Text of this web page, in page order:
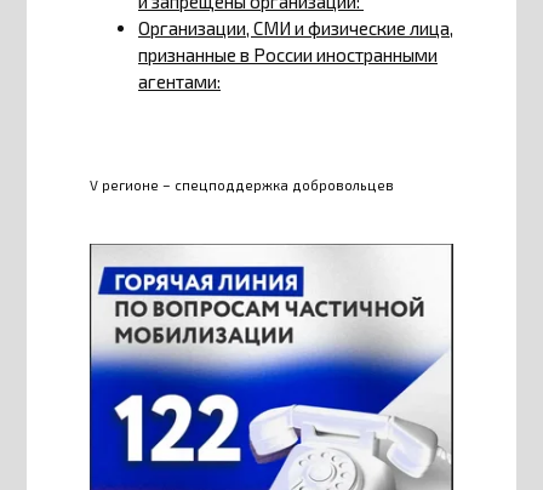
Организации, СМИ и физические лица,
признанные в России иностранными
агентами:
V регионе – спецподдержка добровольцев